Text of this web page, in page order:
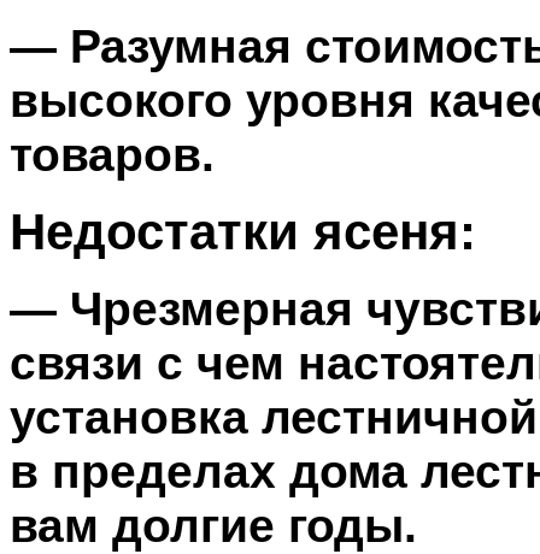
— Разумная
высокого уровня
товаров.
Недостатки ясеня:
— Чрезмерная
связи с чем
установка
в пределах дома
вам долгие годы.